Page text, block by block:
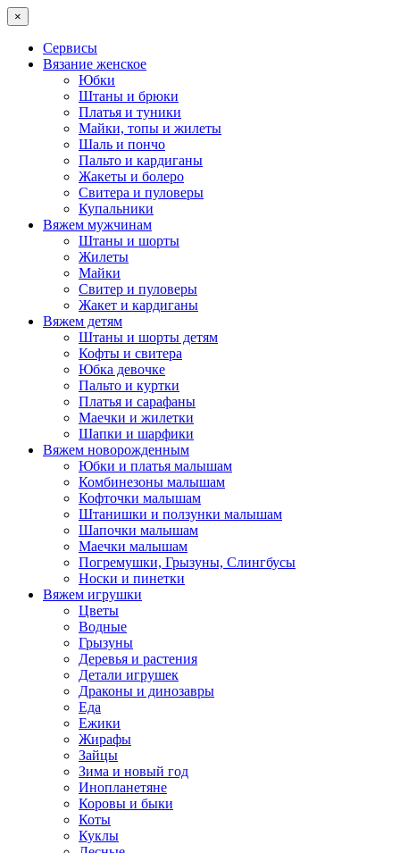
×
Сервисы
Вязание женское
Юбки
Штаны и брюки
Платья и туники
Майки, топы и жилеты
Шаль и пончо
Пальто и кардиганы
Жакеты и болеро
Свитера и пуловеры
Купальники
Вяжем мужчинам
Штаны и шорты
Жилеты
Майки
Свитер и пуловеры
Жакет и кардиганы
Вяжем детям
Штаны и шорты детям
Кофты и свитера
Юбка девочке
Пальто и куртки
Платья и сарафаны
Маечки и жилетки
Шапки и шарфики
Вяжем новорожденным
Юбки и платья малышам
Комбинезоны малышам
Кофточки малышам
Штанишки и ползунки малышам
Шапочки малышам
Маечки малышам
Погремушки, Грызуны, Слингбусы
Носки и пинетки
Вяжем игрушки
Цветы
Водные
Грызуны
Деревья и растения
Детали игрушек
Драконы и динозавры
Еда
Ежики
Жирафы
Зайцы
Зима и новый год
Инопланетяне
Коровы и быки
Коты
Куклы